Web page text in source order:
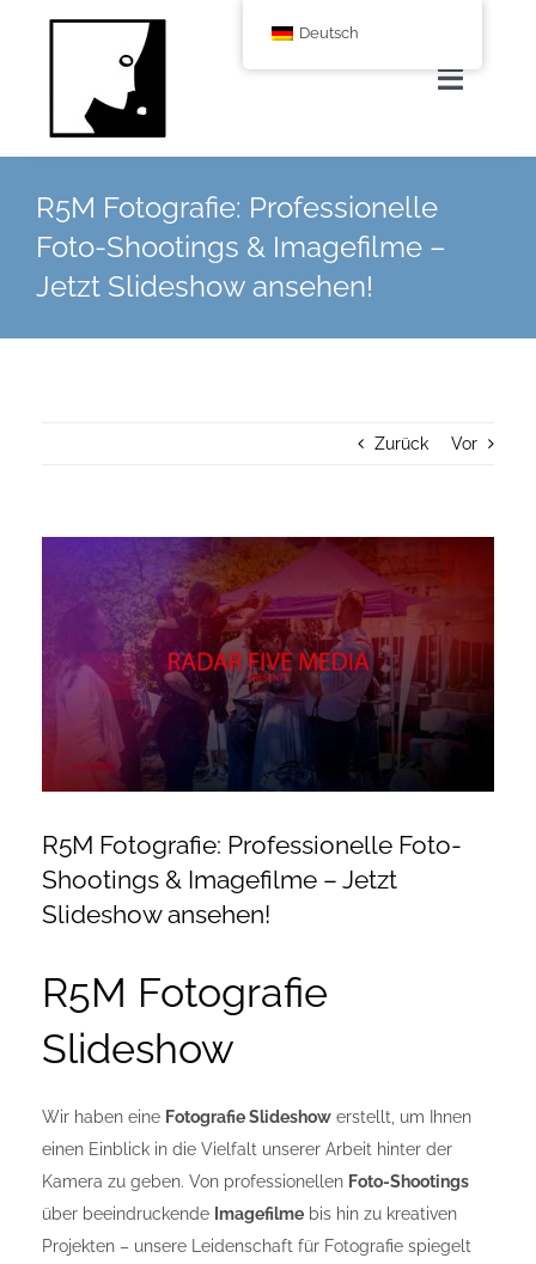
Über uns
Onlineshop Angebote
Newsletter
Kontakt
Impressum
R5M Fotografie: Professionelle
Foto-Shootings & Imagefilme –
Jetzt Slideshow ansehen!
Zurück Vor
R5M Fotografie: Professionelle Foto-
Shootings & Imagefilme – Jetzt
Slideshow ansehen!
R5M Fotografie
Slideshow
Wir haben eine Fotografie Slideshow erstellt, um Ihnen
einen Einblick in die Vielfalt unserer Arbeit hinter der
Kamera zu geben. Von professionellen Foto-Shootings
über beeindruckende Imagefilme bis hin zu kreativen
Projekten – unsere Leidenschaft für Fotografie spiegelt
Deutsch